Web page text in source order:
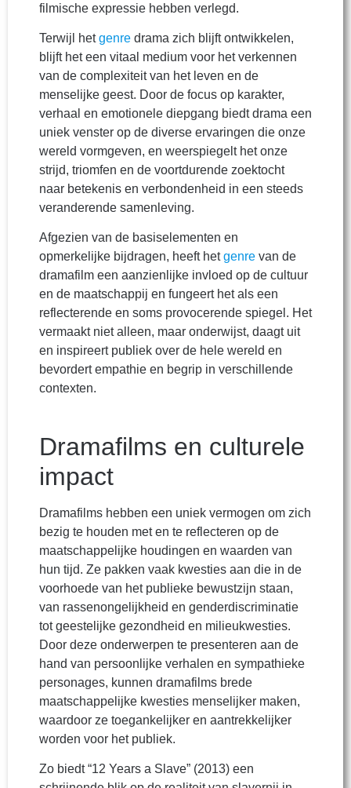
filmische expressie hebben verlegd.
Terwijl hetgenre drama zich blijft ontwikkelen,
blijft het een vitaal medium voor het verkennen
van de complexiteit van het leven en de
menselijke geest. Door de focus op karakter,
verhaal en emotionele diepgang biedt drama een
uniek venster op de diverse ervaringen die onze
wereld vormgeven, en weerspiegelt het onze
strijd, triomfen en de voortdurende zoektocht
naar betekenis en verbondenheid in een steeds
veranderende samenleving.
Afgezien van de basiselementen en
opmerkelijke bijdragen, heeft hetgenre van de
dramafilm een aanzienlijke invloed op de cultuur
en de maatschappij en fungeert het als een
reflecterende en soms provocerende spiegel. Het
vermaakt niet alleen, maar onderwijst, daagt uit
en inspireert publiek over de hele wereld en
bevordert empathie en begrip in verschillende
contexten.
Dramafilms en culturele
impact
Dramafilms hebben een uniek vermogen om zich
bezig te houden met en te reflecteren op de
maatschappelijke houdingen en waarden van
hun tijd. Ze pakken vaak kwesties aan die in de
voorhoede van het publieke bewustzijn staan,
van rassenongelijkheid en genderdiscriminatie
tot geestelijke gezondheid en milieukwesties.
Door deze onderwerpen te presenteren aan de
hand van persoonlijke verhalen en sympathieke
personages, kunnen dramafilms brede
maatschappelijke kwesties menselijker maken,
waardoor ze toegankelijker en aantrekkelijker
worden voor het publiek.
Zo biedt “12 Years a Slave” (2013) een